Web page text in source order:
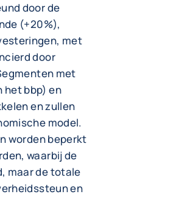
door de
(+20%),
met
door
met
het bbp) en
en zullen
model.
worden beperkt
waarbij de
maar de totale
en